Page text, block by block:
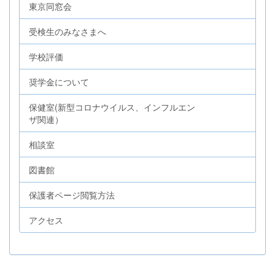
東京同窓会
受検生のみなさまへ
学校評価
奨学金について
保健室(新型コロナウイルス、インフルエン
ザ関連）
相談室
図書館
保護者ページ閲覧方法
アクセス